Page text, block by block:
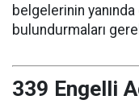
belgelerinin
bulundurmaları
339 Engelli